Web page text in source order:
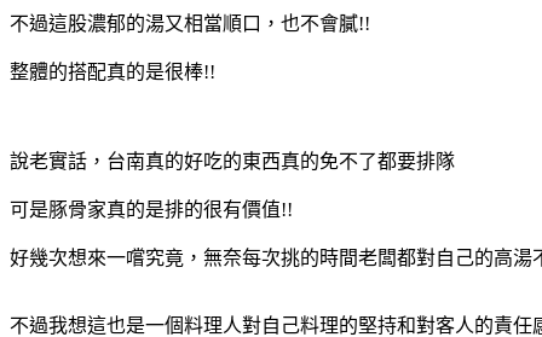
不過這股濃郁的湯又相當順口，也不會膩!!
整體的搭配真的是很棒!!
說老實話，台南真的好吃的東西真的免不了都要排隊
可是豚骨家真的是排的很有價值!!
好幾次想來一嚐究竟，無奈每次挑的時間老闆都對自己的高湯
不過我想這也是一個料理人對自己料理的堅持和對客人的責任